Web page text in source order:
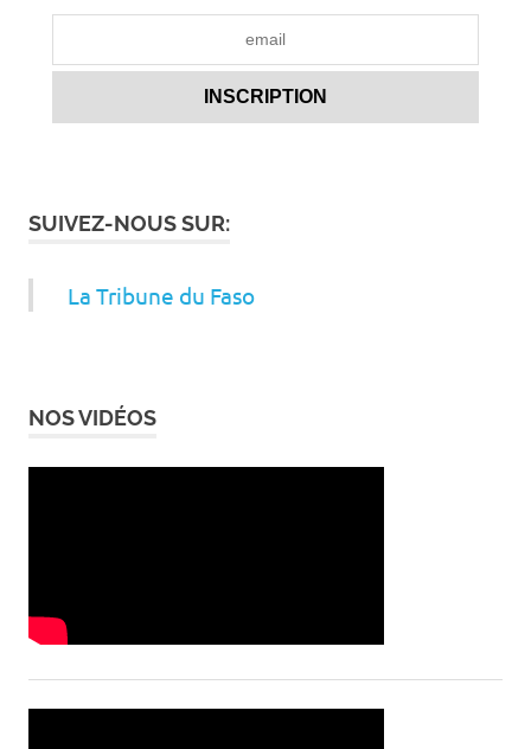
SUIVEZ-NOUS SUR:
La Tribune du Faso
NOS VIDÉOS